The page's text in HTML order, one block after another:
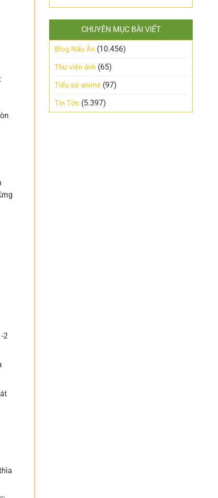
2
CHUYÊN MỤC BÀI VIẾT
Blog Nấu Ăn (10.456)
Thư viện ảnh (65)
Tiểu sử anime (97)
Tin Tức (5.397)